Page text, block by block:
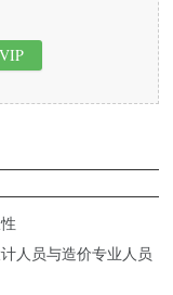
人员与造价专业人员